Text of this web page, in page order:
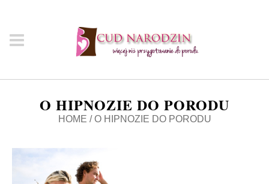
O HIPNOZIE DO PORODU
HOME / O HIPNOZIE DO PORODU